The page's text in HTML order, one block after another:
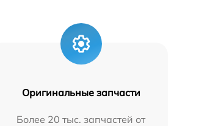
Оригинальные запчасти
Более 20 тыс. запчастей от